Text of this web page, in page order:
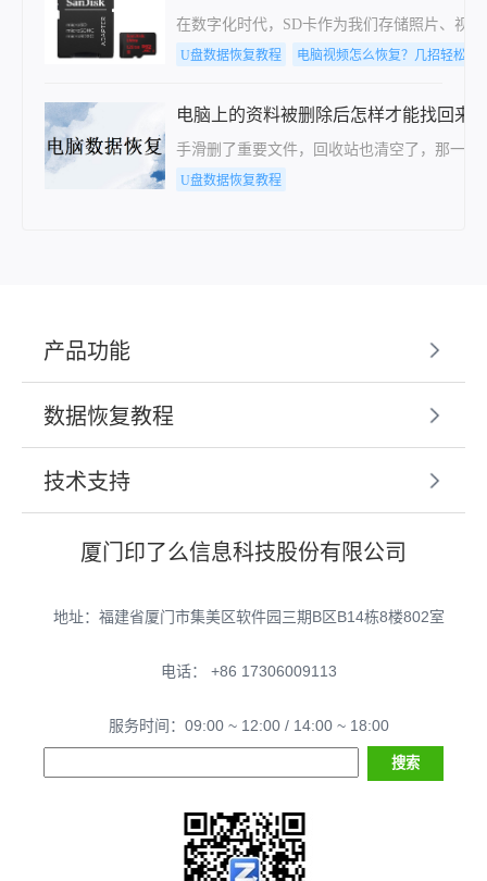
在数字化时代，SD卡作为我们存储照片、视
U盘数据恢复教程 电脑视频怎么恢复？几招轻松搞
电脑上的资料被删除后怎样才能找回来
手滑删了重要文件，回收站也清空了，那一
U盘数据恢复教程
产品功能
数据恢复教程
技术支持
厦门印了么信息科技股份有限公司
地址：福建省厦门市集美区软件园三期B区B14栋8楼802室
电话： +86 17306009113
服务时间：09:00 ~ 12:00 / 14:00 ~ 18:00